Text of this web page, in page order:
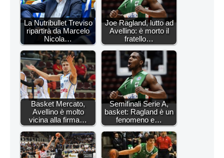
La Nutribullet Treviso
ripartirà da Marcelo
Nicola…
Joe Ragland, lutto ad
Avellino: è morto il
fratello…
Basket Mercato,
Avellino è molto
vicina alla firma…
Semifinali Serie A,
basket: Ragland è un
fenomeno e…